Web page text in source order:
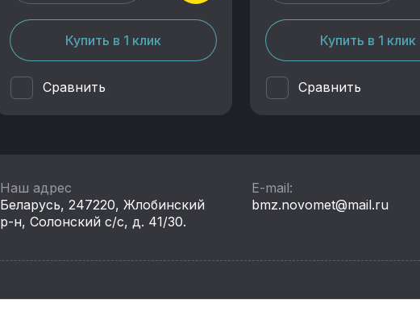
Купить в 1 клик
Сравнить
Купить в 1 клик
Сравнить
Наш адрес
Беларусь, 247220, ​Жлобинский
р-н, Солонский с/с, д. 41/30.
E-mail:
bmz.novomet@mail.ru